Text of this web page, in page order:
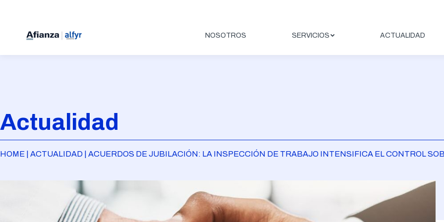
NOSOTROS SERVICIOS ACTUALIDAD
Actualidad
HOME | ACTUALIDAD | ACUERDOS DE JUBILACIÓN: LA INSPECCIÓN DE TRABAJO INTENSIFICA EL CONTROL